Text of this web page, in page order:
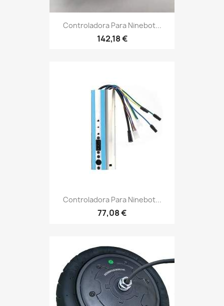
Controladora Para Ninebot...
142,18 €
Controladora Para Ninebot...
77,08 €